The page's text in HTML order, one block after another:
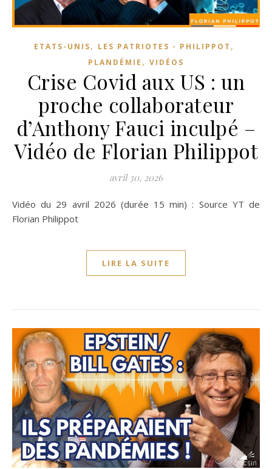
ETATS-UNIS, LES PATRIOTES - PHILIPPOT ,
PLANDÉMIE , VIDÉOS
Crise Covid aux US : un
proche collaborateur
d’Anthony Fauci inculpé –
Vidéo de Florian Philippot
avril 30, 2026
Vidéo du 29 avril 2026 (durée 15 min) : Source YT de
Florian Philippot
LIRE LA SUITE